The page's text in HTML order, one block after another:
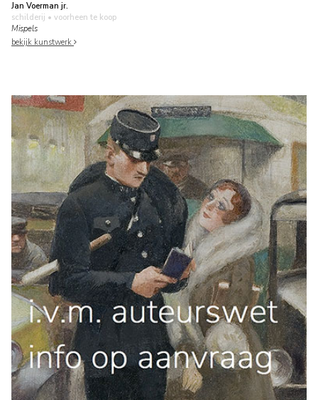
Jan Voerman jr.
schilderij • voorheen te koop
Mispels
bekijk kunstwerk